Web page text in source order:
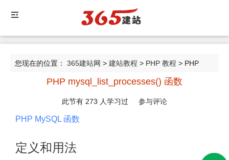
您现在的位置： 365建站网 > 建站教程 > PHP 教程 > PHP
mysql_list_processes() 函数
PHP mysql_list_processes() 函数
此节有 273 人学习过 参与评论
PHP MySQL 函数
定义和用法